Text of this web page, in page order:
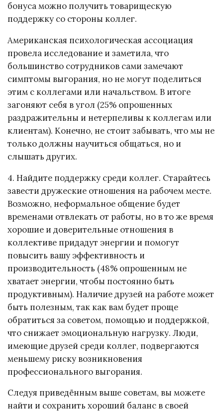
бонуса можно получить товарищескую
поддержку со стороны коллег.
Американская психологическая ассоциация
провела исследование и заметила, что
большинство сотрудников сами замечают
симптомы выгорания, но не могут поделиться
этим с коллегами или начальством. В итоге
загоняют себя в угол (25% опрошенных
раздражительны и нетерпеливы к коллегам или
клиентам). Конечно, не стоит забывать, что мы не
только должны научиться общаться, но и
слышать других.
4. Найдите поддержку среди коллег. Старайтесь
завести дружеские отношения на рабочем месте.
Возможно, неформальное общение будет
временами отвлекать от работы, но в то же время
хорошие и доверительные отношения в
коллективе придадут энергии и помогут
повысить вашу эффективность и
производительность (48% опрошенным не
хватает энергии, чтобы постоянно быть
продуктивным). Наличие друзей на работе может
быть полезным, так как вам будет проще
обратиться за советом, помощью и поддержкой,
что снижает эмоциональную нагрузку. Люди,
имеющие друзей среди коллег, подвергаются
меньшему риску возникновения
профессионального выгорания.
Следуя приведённым выше советам, вы можете
найти и сохранить хороший баланс в своей